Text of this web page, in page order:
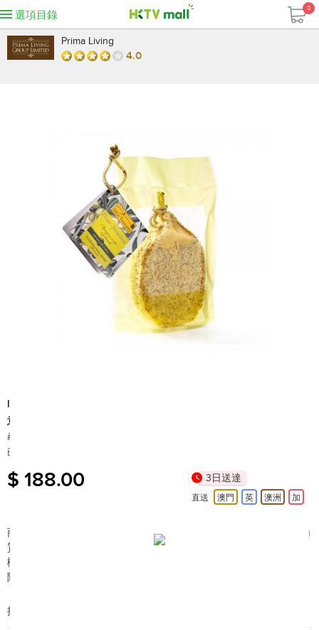
選項目錄
0
Prima Living
4.0
IDEA TOSCANA
意大利有機去角質橄欖油身體潔膚綿 (含橄欖籽)
產地: 義大利
已售出 40+
$ 188.00 3日送達
直送 澳門 英 澳洲 加
商品簡介:
能徹底清潔肌膚，橄欖籽配方，具按摩作用，有效去角
質層，令肌膚變得細滑， 天然植物的香味，能舒緩疲勞的情緒，
橄欖油成分，形成皮脂膜的保護層，抵御細菌，讓肌膚多一層保
障。
搜尋編號︰A77284